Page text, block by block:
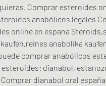
Comprar esteroides
anabólicos legales
online en espana
anabolika
comprar anabólicos
esteroides: dianabol,
dianabol oral